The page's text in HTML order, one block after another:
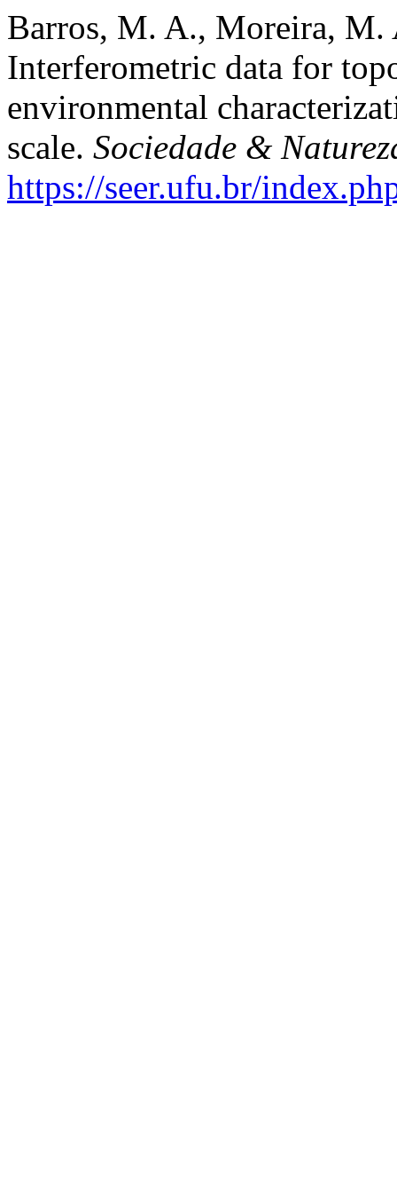
Barros, M. A., Moreira,
Interferometric data for
environmental
scale. Sociedade &
https://seer.ufu.br/